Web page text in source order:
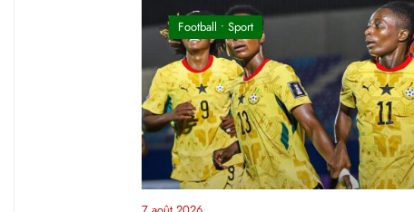
Football • Sport